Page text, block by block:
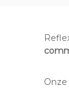
in
Onze